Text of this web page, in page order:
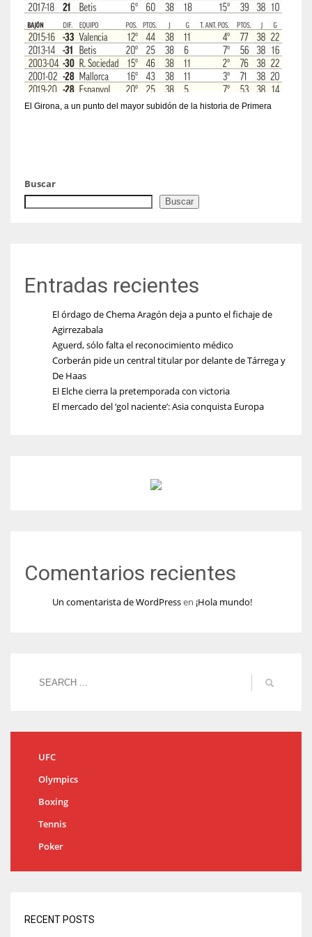
El Girona, a un punto del mayor subidón de la historia de Primera
Buscar
Buscar
Entradas recientes
El órdago de Chema Aragón deja a punto el fichaje de
Agirrezabala
Aguerd, sólo falta el reconocimiento médico
Corberán pide un central titular por delante de Tárrega y
De Haas
El Elche cierra la pretemporada con victoria
El mercado del ‘gol naciente’: Asia conquista Europa
Comentarios recientes
Un comentarista de WordPressen ¡Hola mundo!
UFC
Olympics
Boxing
Tennis
Poker
RECENT POSTS